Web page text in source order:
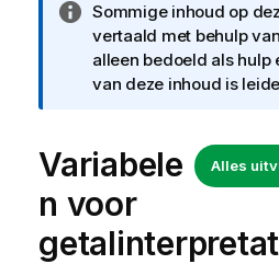
Sommige inhoud op
vertaald met behulp
alleen bedoeld als hulp
van deze inhoud is
Alles
Variabele
n voor